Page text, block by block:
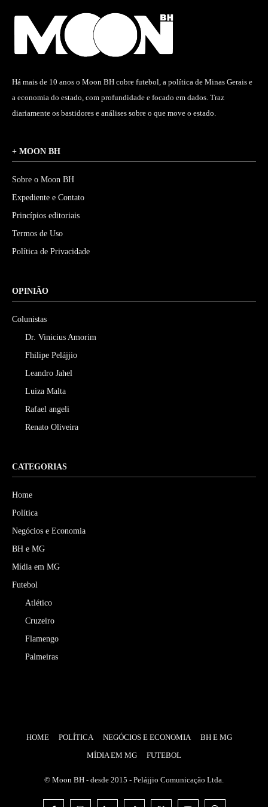
Há mais de 10 anos o Moon BH cobre futebol, a política de Minas Gerais e
a economia do estado, com profundidade e focado em dados. Traz
diariamente os bastidores e análises sobre o que move o estado.
+ MOON BH
Sobre o Moon BH
Expediente e Contato
Princípios editoriais
Termos de Uso
Política de Privacidade
OPINIÃO
Colunistas
Dr. Vinicius Amorim
Fhilipe Pelájjio
Leandro Jahel
Luiza Malta
Rafael angeli
Renato Oliveira
CATEGORIAS
Home
Política
Negócios e Economia
BH e MG
Mídia em MG
Futebol
Atlético
Cruzeiro
Flamengo
Palmeiras
HOME POLÍTICA NEGÓCIOS E ECONOMIA
BH E MG
MÍDIA EM MG
FUTEBOL
© Moon BH - desde 2015 - Pelájjio Comunicação Ltda.